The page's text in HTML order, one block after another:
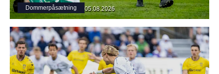
Dommerpåsætning 05.08.2026